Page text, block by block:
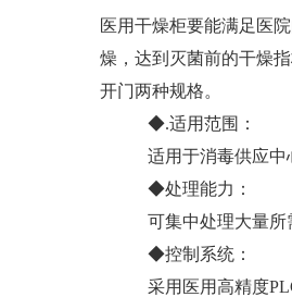
医用干燥柜要能满足医
燥，达到灭菌前的干燥
开门两种规格。
◆.适用范围：
适用于消毒供应中心
◆处理能力：
可集中处理大量所需
◆控制系统：
采用医用高精度PLC
冷链运输箱
物证保管柜
锂电池测试恒温箱
实验室低温冰箱